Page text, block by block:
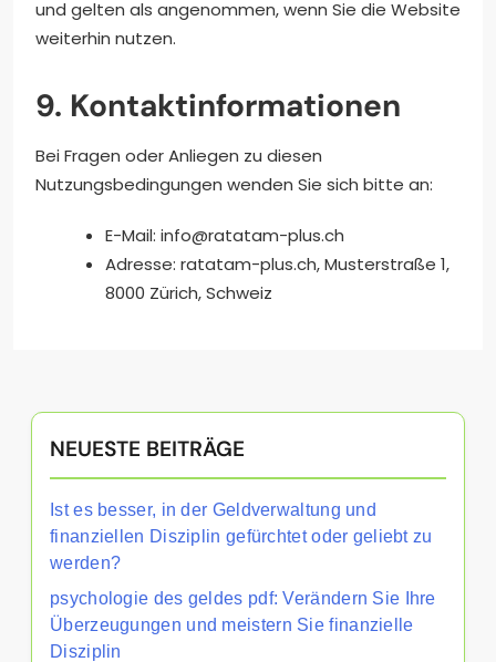
und gelten als angenommen, wenn Sie die Website
weiterhin nutzen.
9. Kontaktinformationen
Bei Fragen oder Anliegen zu diesen
Nutzungsbedingungen wenden Sie sich bitte an:
E-Mail: info@ratatam-plus.ch
Adresse: ratatam-plus.ch, Musterstraße 1,
8000 Zürich, Schweiz
NEUESTE BEITRÄGE
Ist es besser, in der Geldverwaltung und
finanziellen Disziplin gefürchtet oder geliebt zu
werden?
psychologie des geldes pdf: Verändern Sie Ihre
Überzeugungen und meistern Sie finanzielle
Disziplin